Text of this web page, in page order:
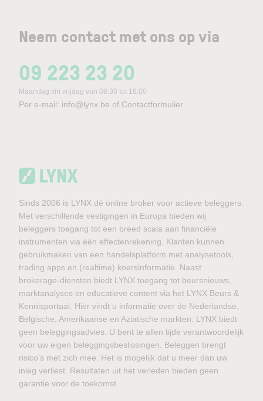
Neem contact met ons op via
09 223 23 20
Maandag t/m vrijdag van 08:30 tot 18:00
Per e-mail: info@lynx.be of Contactformulier
Sinds 2006 is LYNX dé online broker voor actieve beleggers.
Met verschillende vestigingen in Europa bieden wij
beleggers toegang tot een breed scala aan financiële
instrumenten via één effectenrekening. Klanten kunnen
gebruikmaken van een handelsplatform met analysetools,
trading apps en (realtime) koersinformatie. Naast
brokerage-diensten biedt LYNX toegang tot beursnieuws,
marktanalyses en educatieve content via het LYNX Beurs &
Kennisportaal. Hier vindt u informatie over de Nederlandse,
Belgische, Amerikaanse en Aziatische markten. LYNX biedt
geen beleggingsadvies. U bent te allen tijde verantwoordelijk
voor uw eigen beleggingsbeslissingen. Beleggen brengt
risico’s met zich mee. Het is mogelijk dat u meer dan uw
inleg verliest. Resultaten uit het verleden bieden geen
garantie voor de toekomst.